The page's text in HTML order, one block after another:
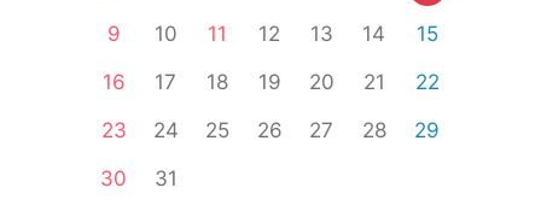
9
10 11 12 13 14
15
16
17 18 19 20 21
22
23
24 25 26 27 28
29
30
31